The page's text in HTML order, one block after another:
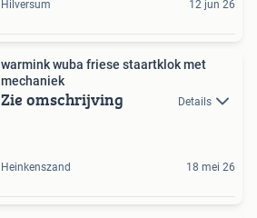
Hilversum 12 jun 26
warmink wuba friese staartklok met
mechaniek
Zie omschrijving Details
Heinkenszand 18 mei 26